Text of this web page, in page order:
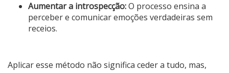
Aumentar a introspecção:O processo ensina a
perceber e comunicar emoções verdadeiras sem
receios.
Aplicar esse método não significa ceder a tudo, mas,